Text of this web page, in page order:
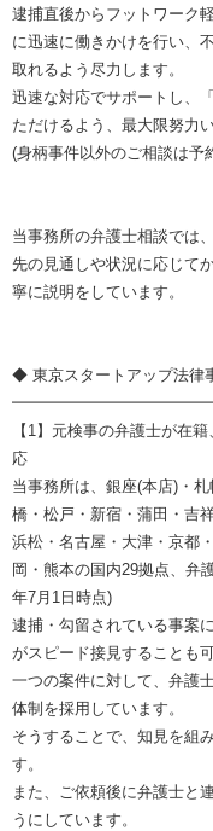
逮捕直後からフットワーク
に迅速に働きかけを行い、
取れるよう尽力します。
迅速な対応でサポートし、
ただけるよう、最大限努力
(身柄事件以外のご相談は予
当事務所の弁護士相談では
先の見通しや状況に応じて
寧に説明をしています。
◆ 東京スタートアップ法律
【1】元検事の弁護士が在
応
当事務所は、銀座(本店)・
橋・松戸・新宿・蒲田・吉
浜松・名古屋・大津・京都
岡・熊本の国内29拠点、弁
年7月1日時点)
逮捕・勾留されている事案
がスピード接見することも
一つの案件に対して、弁護
体制を採用しています。
そうすることで、知見を組
す。
また、ご依頼後に弁護士と
うにしています。